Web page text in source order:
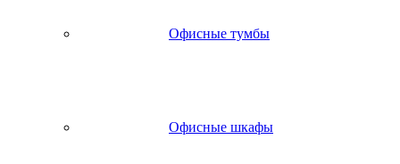
Офисные тумбы
Офисные шкафы